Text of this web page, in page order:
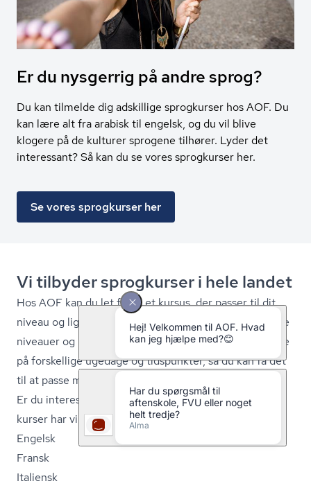
Er du nysgerrig på andre sprog?
Du kan tilmelde dig adskillige sprogkurser hos AOF. Du
kan lære alt fra arabisk til engelsk, og du vil blive
klogere på de kulturer sprogene tilhører. Lyder det
interessant? Så kan du se vores sprogkurser her.
Se vores sprogkurser her
Vi tilbyder sprogkurser i hele landet
Hos AOF kan du let finde et kursus, der passer til dit
niveau og ligger tæt på dig. Vi har nemlig kurser på alle
niveauer og i hele Danmark. Derudover ligger kurserne
på forskellige ugedage og tidspunkter, så du kan få det
til at passe med hverdagens øvrige gøremål.
Er du interesseret i andre sprog end tysk? Udover tysk
kurser har vi kurser i mere end 18 forskellige sprog. Fx:
Engelsk
Fransk
Italiensk